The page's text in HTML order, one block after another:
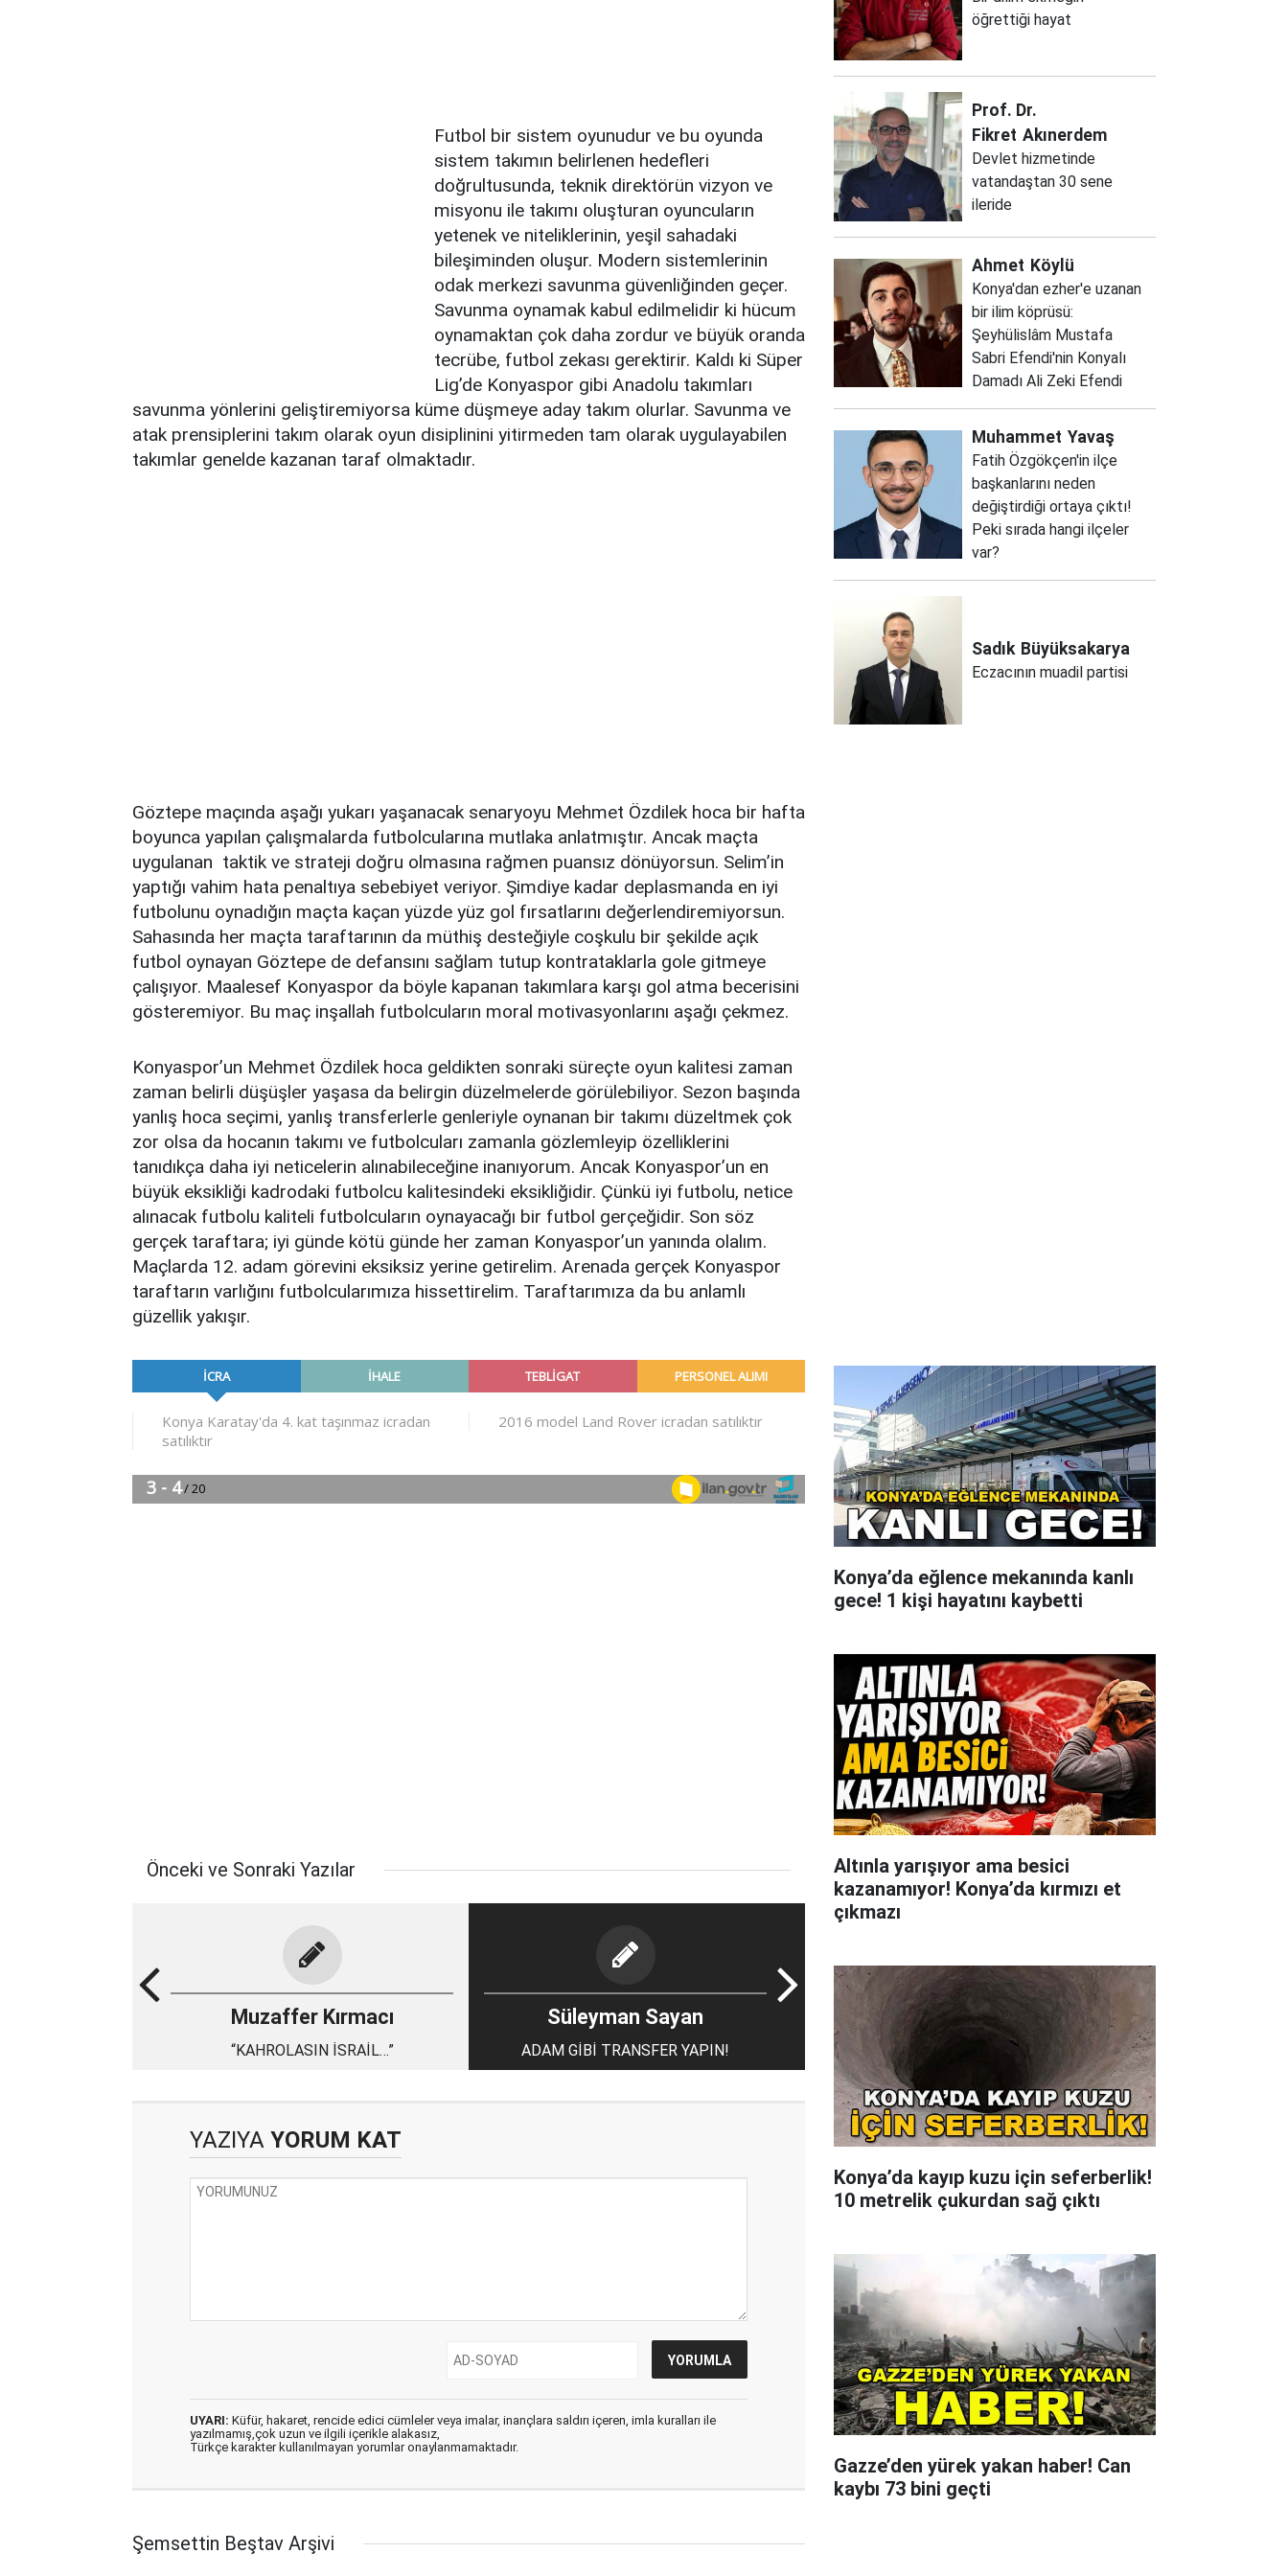
Futbol bir sistem oyunudur ve bu oyunda
sistem takımın belirlenen hedefleri
doğrultusunda, teknik direktörün vizyon ve
misyonu ile takımı oluşturan oyuncuların
yetenek ve niteliklerinin, yeşil sahadaki
bileşiminden oluşur. Modern sistemlerinin
odak merkezi savunma güvenliğinden geçer.
Savunma oynamak kabul edilmelidir ki hücum
oynamaktan çok daha zordur ve büyük oranda
tecrübe, futbol zekası gerektirir. Kaldı ki Süper
Lig’de Konyaspor gibi Anadolu takımları
savunma yönlerini geliştiremiyorsa küme düşmeye aday takım olurlar. Savunma ve
atak prensiplerini takım olarak oyun disiplinini yitirmeden tam olarak uygulayabilen
takımlar genelde kazanan taraf olmaktadır.
Göztepe maçında aşağı yukarı yaşanacak senaryoyu Mehmet Özdilek hoca bir hafta
boyunca yapılan çalışmalarda futbolcularına mutlaka anlatmıştır. Ancak maçta
uygulanan taktik ve strateji doğru olmasına rağmen puansız dönüyorsun. Selim’in
yaptığı vahim hata penaltıya sebebiyet veriyor. Şimdiye kadar deplasmanda en iyi
futbolunu oynadığın maçta kaçan yüzde yüz gol fırsatlarını değerlendiremiyorsun.
Sahasında her maçta taraftarının da müthiş desteğiyle coşkulu bir şekilde açık
futbol oynayan Göztepe de defansını sağlam tutup kontrataklarla gole gitmeye
çalışıyor. Maalesef Konyaspor da böyle kapanan takımlara karşı gol atma becerisini
gösteremiyor. Bu maç inşallah futbolcuların moral motivasyonlarını aşağı çekmez.
Konyaspor’un Mehmet Özdilek hoca geldikten sonraki süreçte oyun kalitesi zaman
zaman belirli düşüşler yaşasa da belirgin düzelmelerde görülebiliyor. Sezon başında
yanlış hoca seçimi, yanlış transferlerle genleriyle oynanan bir takımı düzeltmek çok
zor olsa da hocanın takımı ve futbolcuları zamanla gözlemleyip özelliklerini
tanıdıkça daha iyi neticelerin alınabileceğine inanıyorum. Ancak Konyaspor’un en
büyük eksikliği kadrodaki futbolcu kalitesindeki eksikliğidir. Çünkü iyi futbolu, netice
alınacak futbolu kaliteli futbolcuların oynayacağı bir futbol gerçeğidir. Son söz
gerçek taraftara; iyi günde kötü günde her zaman Konyaspor’un yanında olalım.
Maçlarda 12. adam görevini eksiksiz yerine getirelim. Arenada gerçek Konyaspor
taraftarın varlığını futbolcularımıza hissettirelim. Taraftarımıza da bu anlamlı
güzellik yakışır.
Önceki ve Sonraki Yazılar
Muzaffer Kırmacı
“KAHROLASIN İSRAİL…”
Süleyman Sayan
ADAM GİBİ TRANSFER YAPIN!
YAZIYA YORUM KAT
UYARI: Küfür, hakaret, rencide edici cümleler veya imalar, inançlara saldırı içeren, imla kuralları ile
yazılmamış,çok uzun ve ilgili içerikle alakasız,
Türkçe karakter kullanılmayan yorumlar onaylanmamaktadır.
Şemsettin Beştav Arşivi
öğrettiği hayat
Prof. Dr.
Fikret Akınerdem
Devlet hizmetinde
vatandaştan 30 sene
ileride
Ahmet Köylü
Konya'dan ezher'e uzanan
bir ilim köprüsü:
Şeyhülislâm Mustafa
Sabri Efendi'nin Konyalı
Damadı Ali Zeki Efendi
Muhammet Yavaş
Fatih Özgökçen'in ilçe
başkanlarını neden
değiştirdiği ortaya çıktı!
Peki sırada hangi ilçeler
var?
Sadık Büyüksakarya
Eczacının muadil partisi
Konya’da eğlence mekanında kanlı
gece! 1 kişi hayatını kaybetti
Altınla yarışıyor ama besici
kazanamıyor! Konya’da kırmızı et
çıkmazı
Konya’da kayıp kuzu için seferberlik!
10 metrelik çukurdan sağ çıktı
Gazze’den yürek yakan haber! Can
kaybı 73 bini geçti